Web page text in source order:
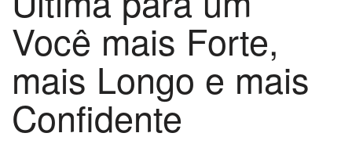
Você mais Forte,
mais Longo e mais
Confidente